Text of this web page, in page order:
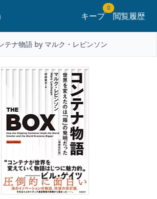
キープ
0
閲覧履歴
テナ物語 by マルク・レビンソン